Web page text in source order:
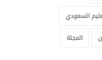
السعودي
المجلة